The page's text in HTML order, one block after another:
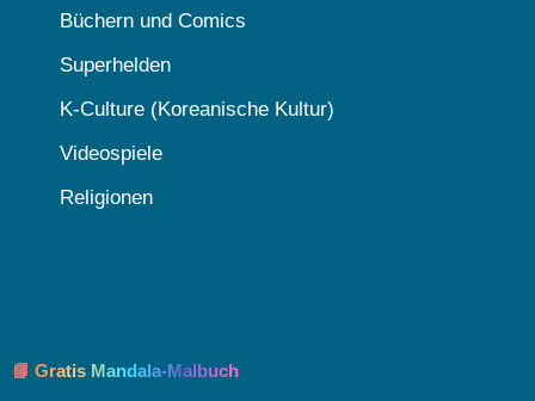
Büchern und Comics
Superhelden
K-Culture (Koreanische Kultur)
Videospiele
Religionen
📘 Gratis Mandala-Malbuch